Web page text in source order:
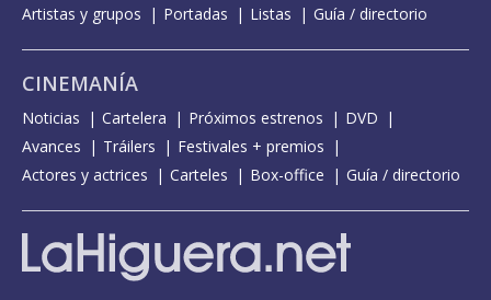
Artistas y grupos
Portadas Listas Guía / directorio
CINEMANÍA
Noticias Cartelera Próximos estrenos
DVD
Avances
Tráilers
Festivales + premios
Actores y actrices
Carteles Box-office Guía / directorio